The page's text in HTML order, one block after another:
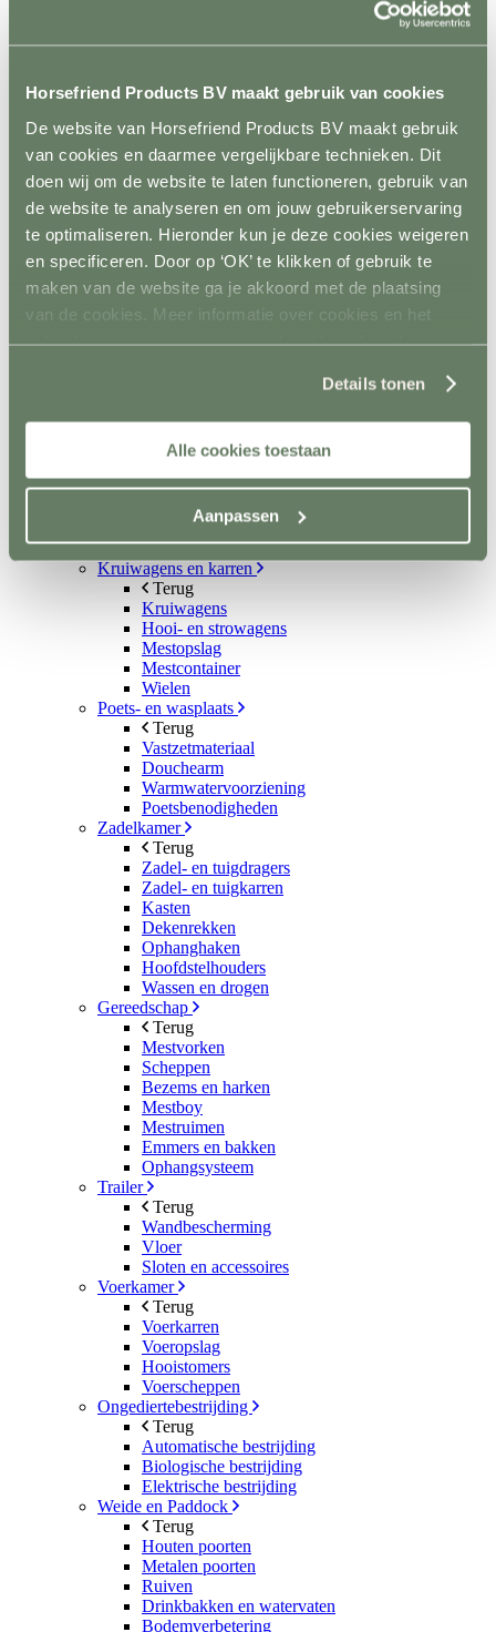
Horsefriend Products BV maakt gebruik van cookies
De website van Horsefriend Products BV maakt gebruik
van cookies en daarmee vergelijkbare technieken. Dit
doen wij om de website te laten functioneren, gebruik van
de website te analyseren en om jouw gebruikerservaring
te optimaliseren. Hieronder kun je deze cookies weigeren
en specificeren. Door op ‘OK’ te klikken of gebruik te
maken van de website ga je akkoord met de plaatsing
van de cookies. Meer informatie over cookies en het
gebruik van persoonsgegevens door Horsefriend
Details tonen
Alle cookies toestaan
Aanpassen
Schrikstroom apparaten
Toebehoren schrikstroom
Metaal
Terug
Panelsystemen
Paddockafrastering
Buisklemmen DIY
Roflex mobiele afrastering
Losse palen en liggers
Terug
Hout
Prikpalen
Stalinrichting
Terug
Drinkbakken
Ruiven en Slowfeeders
Stal- en naamplaten
Verlichting
Kruiwagens en karren
Terug
Kruiwagens
Hooi- en strowagens
Mestopslag
Mestcontainer
Wielen
Poets- en wasplaats
Terug
Vastzetmateriaal
Douchearm
Warmwatervoorziening
Poetsbenodigheden
Zadelkamer
Terug
Zadel- en tuigdragers
Zadel- en tuigkarren
Kasten
Dekenrekken
Ophanghaken
Hoofdstelhouders
Wassen en drogen
Gereedschap
Terug
Mestvorken
Scheppen
Bezems en harken
Mestboy
Mestruimen
Emmers en bakken
Ophangsysteem
Trailer
Terug
Wandbescherming
Vloer
Sloten en accessoires
Voerkamer
Terug
Voerkarren
Voeropslag
Hooistomers
Voerscheppen
Ongediertebestrijding
Terug
Automatische bestrijding
Biologische bestrijding
Elektrische bestrijding
Weide en Paddock
Terug
Houten poorten
Metalen poorten
Ruiven
Drinkbakken en watervaten
Bodemverbetering